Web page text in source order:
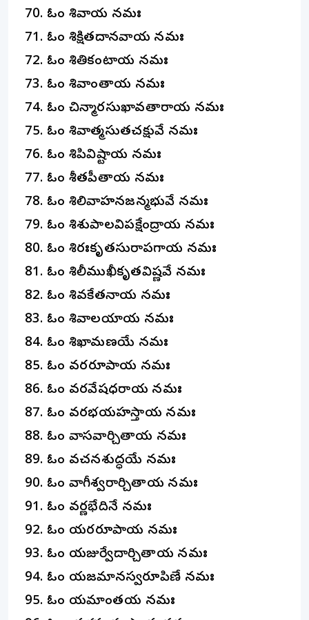
ఓం శివాయ నమః
ఓం శిక్షితదానవాయ నమః
ఓం శితికంటాయ నమః
ఓం శివాకాంతాయ నమః
ఓం చిన్మారసుఖావతారాయ నమః
ఓం శివాత్మసుతచక్షువే నమః
ఓం శిపివిష్టాయ నమః
ఓం శీతపీతాయ నమః
ఓం శిలివాహనజన్మభువే నమః
ఓం శిశుపాలవిపక్షేంద్రాయ నమః
ఓం శిరఃకృతసురాపగాయ నమః
ఓం శిలీముఖీకృతవిష్ణవే నమః
ఓం శివకేతనాయ నమః
ఓం శివాలయాయ నమః
ఓం శిఖామణయే నమః
ఓం వకారరూపాయ నమః
ఓం వరవేషధరాయ నమః
ఓం వరభయహస్తాయ నమః
ఓం వాసవార్చితాయ నమః
ఓం వచనశుద్ధయే నమః
ఓం వాగీశ్వరార్చితాయ నమః
ఓం వర్ణభేదినే నమః
ఓం యకారరూపాయ నమః
ఓం యజుర్వేదార్చితాయ నమః
ఓం యజమానస్వరూపిణే నమః
ఓం యమాంతకాయ నమః